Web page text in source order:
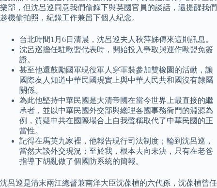
樂部，但沈呂巡同意我們偷錄下與英國官員的談話，還提醒我們
趁機偷拍照，紀錄工作兼留下個人紀念。
台北時間1月6日清晨，沈呂巡夫人秋萍姊傳來這則訊息。
沈呂巡擔任駐歐盟代表時，開始投入爭取與運作歐盟免簽
證。
甚至他還鼓勵國軍現役軍人穿軍裝參加雙橡園的活動，讓
國際友人知道中華民國現實上與中華人民共和國沒有隸屬
關係。
為此他堅持中華民國是大清帝國在當今世界上最直接的繼
承者，並以中華民國外交部與總理各國事務衙門的淵源為
例，質疑中共在國際場合上自我聲稱取代了中華民國的正
當性。
記得在馬英九家裡，他報告現行司法制度；輪到沈呂巡，
當然大談外交現況；至於我，根本去向未決，只有在老爸
指導下胡亂做了個國防系統的簡報。
沈呂巡是清末兩江總督兼南洋大臣沈葆楨的六代孫，沈葆楨曾任